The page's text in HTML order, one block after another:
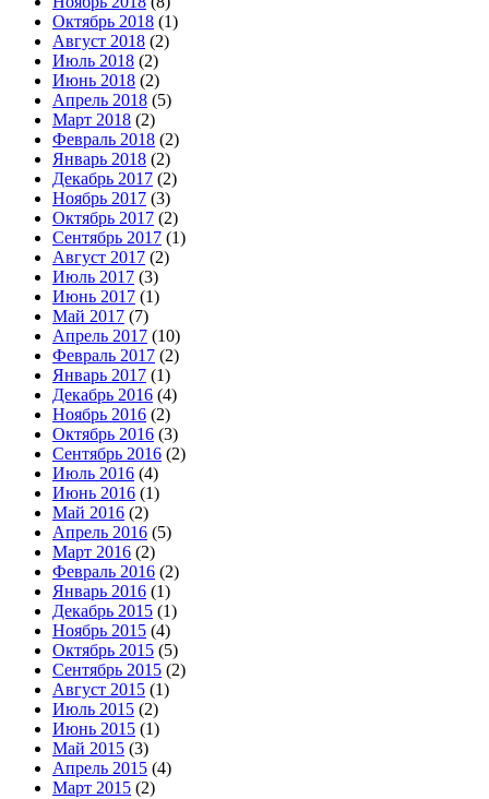
Октябрь 2018 (1)
Август 2018 (2)
Июль 2018 (2)
Июнь 2018 (2)
Апрель 2018 (5)
Март 2018 (2)
Февраль 2018 (2)
Январь 2018 (2)
Декабрь 2017 (2)
Ноябрь 2017 (3)
Октябрь 2017 (2)
Сентябрь 2017 (1)
Август 2017 (2)
Июль 2017 (3)
Июнь 2017 (1)
Май 2017 (7)
Апрель 2017 (10)
Февраль 2017 (2)
Январь 2017 (1)
Декабрь 2016 (4)
Ноябрь 2016 (2)
Октябрь 2016 (3)
Сентябрь 2016 (2)
Июль 2016 (4)
Июнь 2016 (1)
Май 2016 (2)
Апрель 2016 (5)
Март 2016 (2)
Февраль 2016 (2)
Январь 2016 (1)
Декабрь 2015 (1)
Ноябрь 2015 (4)
Октябрь 2015 (5)
Сентябрь 2015 (2)
Август 2015 (1)
Июль 2015 (2)
Июнь 2015 (1)
Май 2015 (3)
Апрель 2015 (4)
Март 2015 (2)